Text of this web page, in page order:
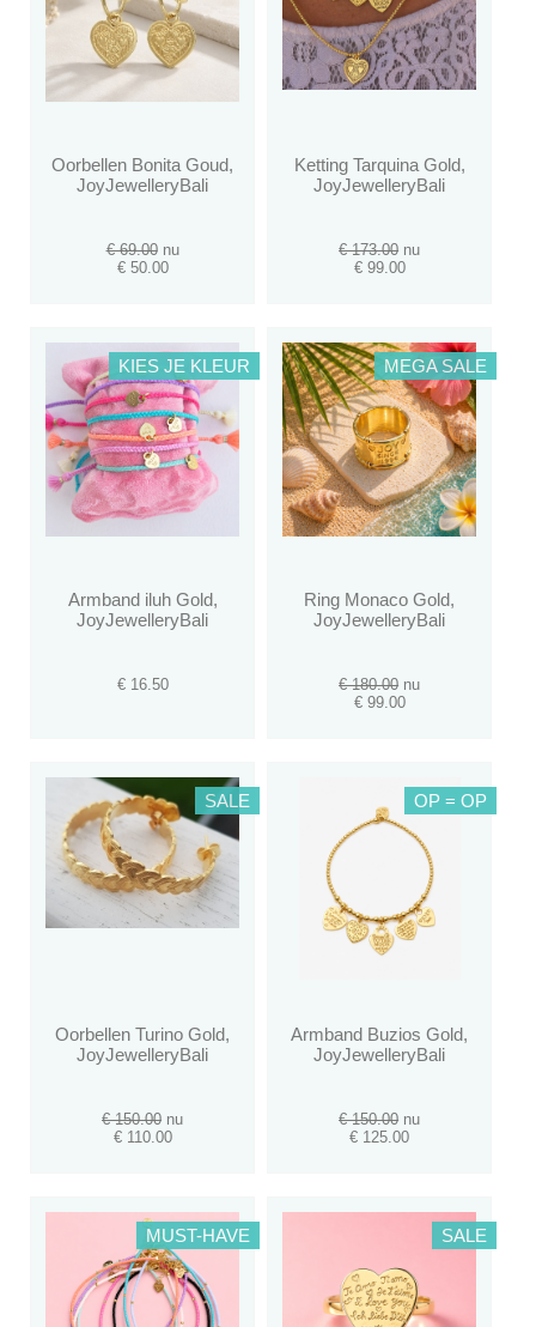
Oorbellen Bonita Goud,
JoyJewelleryBali
€ 69.00nu
€ 50.00
Ketting Tarquina Gold,
JoyJewelleryBali
€ 173.00 nu
€ 99.00
KIES JE KLEUR
Armband iluh Gold,
JoyJewelleryBali
€ 16.50
MEGA SALE
Ring Monaco Gold,
JoyJewelleryBali
€ 180.00 nu
€ 99.00
SALE
Oorbellen Turino Gold,
JoyJewelleryBali
€ 150.00 nu
€ 110.00
OP = OP
Armband Buzios Gold,
JoyJewelleryBali
€ 150.00 nu
€ 125.00
MUST-HAVE SALE